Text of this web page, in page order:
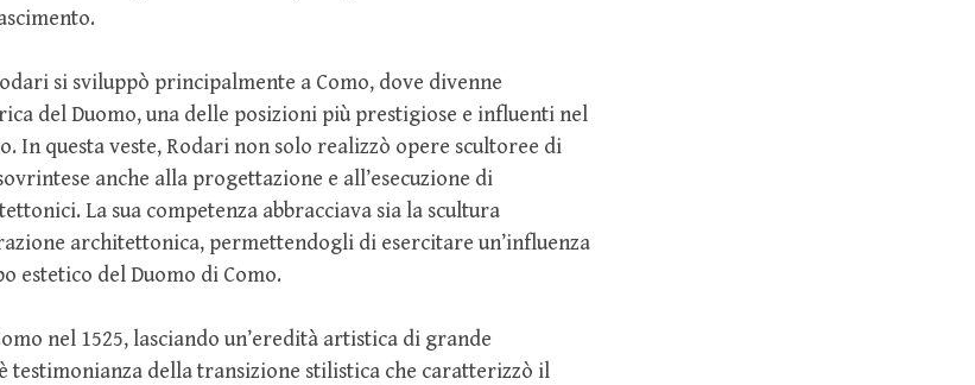
si sviluppò principalmente a Como, dove divenne
del Duomo, una delle posizioni più prestigiose e influenti nel
In questa veste, Rodari non solo realizzò opere scultoree di
anche alla progettazione e all’esecuzione di
La sua competenza abbracciava sia la scultura
architettonica, permettendogli di esercitare un’influenza
estetico del Duomo di Como.
nel 1525, lasciando un’eredità artistica di grande
testimonianza della transizione stilistica che caratterizzò il